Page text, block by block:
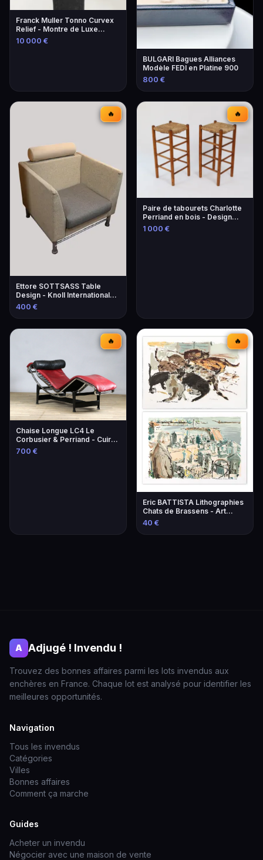
Franck Muller Tonno Curvex
Relief - Montre de Luxe
Unique
10 000 €
BULGARI Bagues Alliances
Modèle FEDI en Platine 900
800 €
🔥
Ettore SOTTSASS Table
Design - Knoll International
Éditeur
400 €
🔥
Paire de tabourets Charlotte
Perriand en bois - Design
iconique
1 000 €
🔥
Chaise Longue LC4 Le
Corbusier & Perriand - Cuir
Lie-de-Vin
700 €
🔥
Eric BATTISTA Lithographies
Chats de Brassens - Art
Contemporain
40 €
A Adjugé ! Invendu !
Trouvez des bonnes affaires parmi les lots invendus aux
enchères en France. Chaque lot est analysé pour identifier les
meilleures opportunités.
Navigation
Tous les invendus
Catégories
Villes
Bonnes affaires
Comment ça marche
Guides
Acheter un invendu
Négocier avec une maison de vente